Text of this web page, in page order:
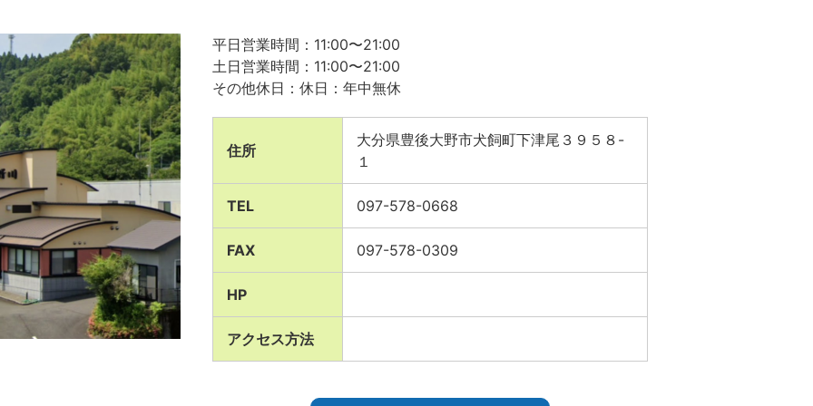
平日営業時間：11:00〜21:00
土日営業時間：11:00〜21:00
その他休日：休日：年中無休
住所
大分県豊後大野市犬飼町下津尾３９５８-
１
TEL 097-578-0668
FAX 097-578-0309
HP
アクセス方法